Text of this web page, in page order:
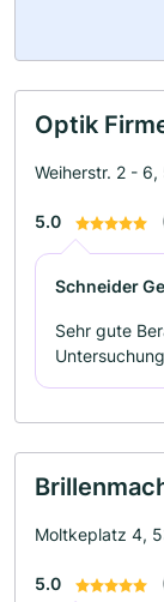
Optik
Weiherstr. 2 -
5.0
Schneider
Sehr gute
Moltkeplatz 4,
5.0